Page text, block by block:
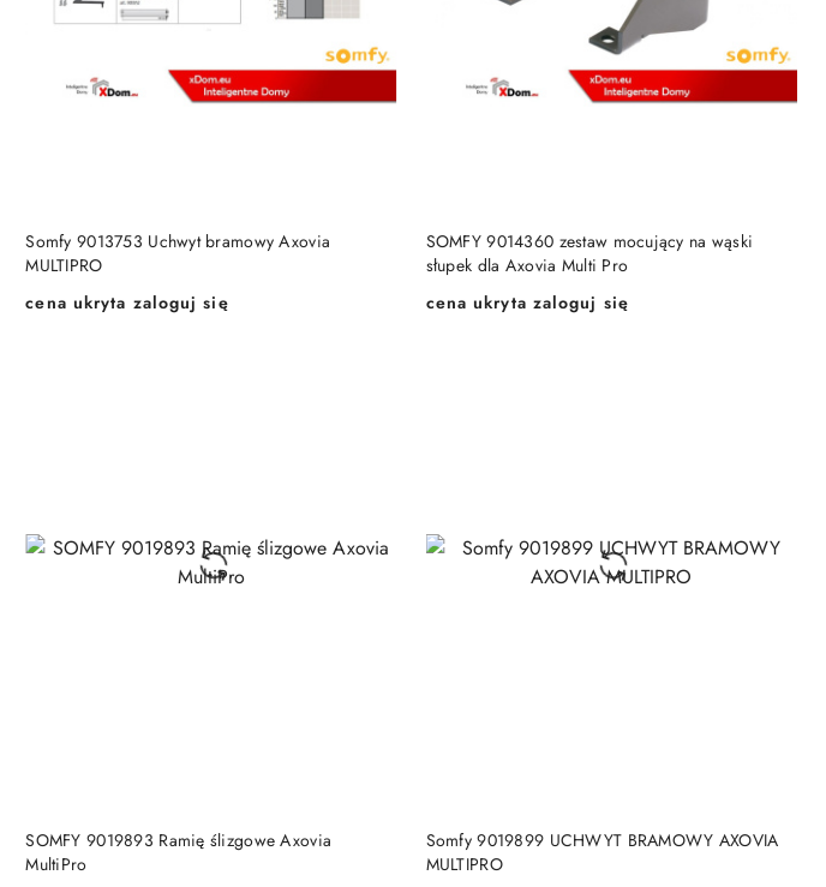
Somfy 9013753 Uchwyt bramowy Axovia
MULTIPRO
Cena:
cena ukryta zaloguj się
DODAJ DO KOSZYKA
SOMFY 9014360 zestaw mocujący na wąski
słupek dla Axovia Multi Pro
Cena:
cena ukryta zaloguj się
DODAJ DO KOSZYKA
SOMFY 9019893 Ramię ślizgowe Axovia
MultiPro
DODAJ DO KOSZYKA
Somfy 9019899 UCHWYT BRAMOWY AXOVIA
MULTIPRO
DODAJ DO KOSZYKA